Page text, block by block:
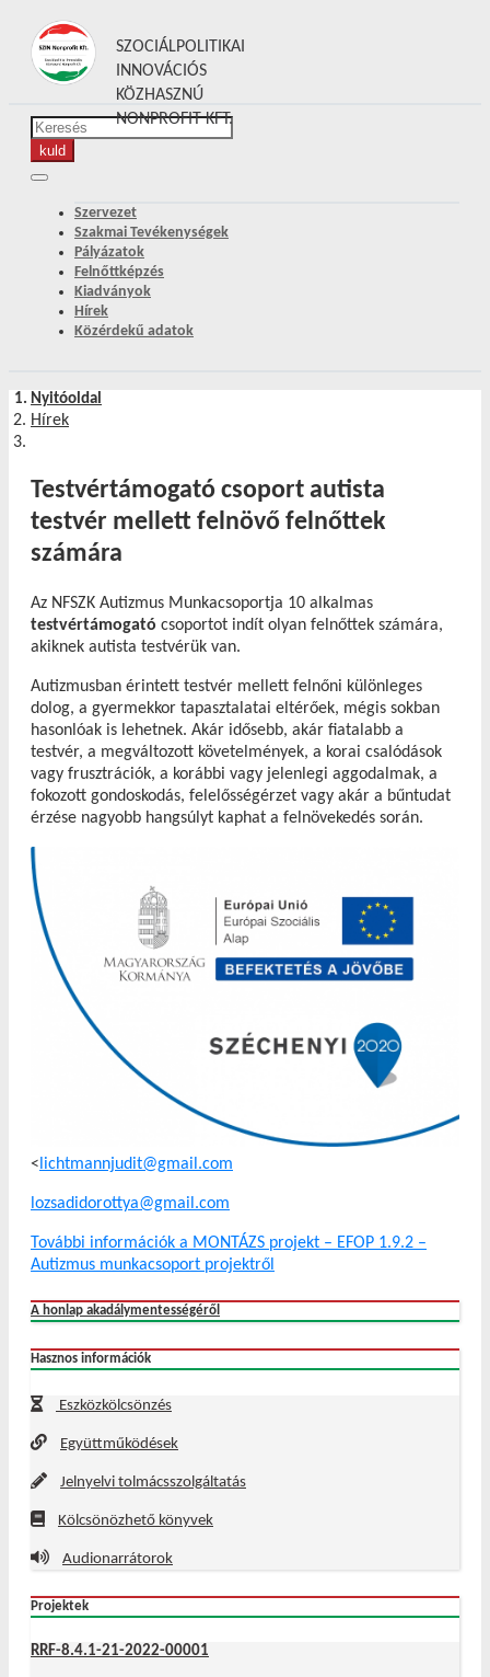
SZOCIÁLPOLITIKAI
INNOVÁCIÓS
KÖZHASZNÚ
NONPROFIT KFT.
Szervezet
Szakmai Tevékenységek
Pályázatok
Felnőttképzés
Kiadványok
Hírek
Közérdekű adatok
Nyitóoldal
Hírek
Testvértámogató csoport autista
testvér mellett felnövő felnőttek
számára
Az NFSZK Autizmus Munkacsoportja 10 alkalmas
testvértámogató csoportot indít olyan felnőttek számára,
akiknek autista testvérük van.
Autizmusban érintett testvér mellett felnőni különleges
dolog, a gyermekkor tapasztalatai eltérőek, mégis sokban
hasonlóak is lehetnek. Akár idősebb, akár fiatalabb a
testvér, a megváltozott követelmények, a korai csalódások
vagy frusztrációk, a korábbi vagy jelenlegi aggodalmak, a
fokozott gondoskodás, felelősségérzet vagy akár a bűntudat
érzése nagyobb hangsúlyt kaphat a felnövekedés során.
<lichtmannjudit@gmail.com
lozsadidorottya@gmail.com
További információk a MONTÁZS projekt – EFOP 1.9.2 –
Autizmus munkacsoport projektről
A honlap akadálymentességéről
Hasznos információk
Eszközkölcsönzés
Együttműködések
Jelnyelvi tolmácsszolgáltatás
Kölcsönözhető könyvek
Audionarrátorok
Projektek
RRF-8.4.1-21-2022-00001